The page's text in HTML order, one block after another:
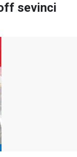
sevinci